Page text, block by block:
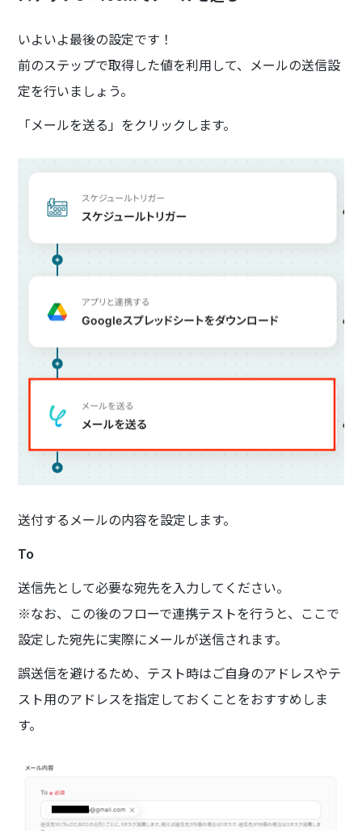
いよいよ最後の設定です！
前のステップで取得した値を利用して、メールの送信設
定を行いましょう。
「メールを送る」をクリックします。
送付するメールの内容を設定します。
To
送信先として必要な宛先を入力してください。
※なお、この後のフローで連携テストを行うと、ここで
設定した宛先に実際にメールが送信されます。
誤送信を避けるため、テスト時はご自身のアドレスやテ
スト用のアドレスを指定しておくことをおすすめしま
す。